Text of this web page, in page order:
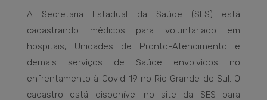
A Secretaria Estadual da Saúde (SES) está
cadastrando médicos para voluntariado em
hospitais, Unidades de Pronto-Atendimento e
demais serviços de Saúde envolvidos no
enfrentamento à Covid-19 no Rio Grande do Sul. O
cadastro está disponível no site da SES para